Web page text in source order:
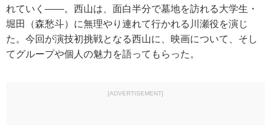
れていく――。西山は、面白半分で墓地を訪れる大学生・
堀田（森愁斗）に無理やり連れて行かれる川瀬役を演じ
た。今回が演技初挑戦となる西山に、映画について、そし
てグループや個人の魅力を語ってもらった。
[ADVERTISEMENT]